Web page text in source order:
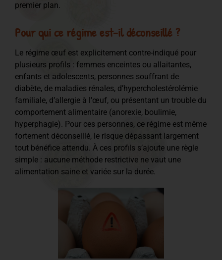
premier plan.
Pour qui ce régime est-il déconseillé ?
Le régime œuf est explicitement contre-indiqué pour
plusieurs profils : femmes enceintes ou allaitantes,
enfants et adolescents, personnes souffrant de
diabète, de maladies rénales, d’hypercholestérolémie
familiale, d’allergie à l’œuf, ou présentant un trouble du
comportement alimentaire (anorexie, boulimie,
hyperphagie). Pour ces personnes, ce régime est même
fortement déconseillé, le risque dépassant largement
tout bénéfice attendu. À ces profils s’ajoute une règle
simple : aucune méthode restrictive ne vaut une
alimentation saine et variée sur la durée.